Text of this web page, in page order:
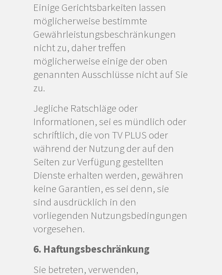
Einige Gerichtsbarkeiten lassen
möglicherweise bestimmte
Gewährleistungsbeschränkungen
nicht zu, daher treffen
möglicherweise einige der oben
genannten Ausschlüsse nicht auf Sie
zu.
Jegliche Ratschläge oder
Informationen, sei es mündlich oder
schriftlich, die von TV PLUS oder
während der Nutzung der auf den
Seiten zur Verfügung gestellten
Dienste erhalten werden, gewähren
keine Garantien, es sei denn, sie
sind ausdrücklich in den
vorliegenden Nutzungsbedingungen
vorgesehen.
6. Haftungsbeschränkung
Sie betreten, verwenden,